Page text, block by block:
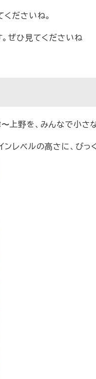
ださいね。
ぜひ見てくださいね
野を、みんなで小さ
レベルの高さに、びっ